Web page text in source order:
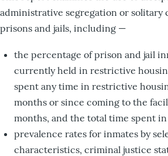
administrative segregation or solitary
prisons and jails, including —
the percentage of prison and jail
currently held in restrictive
spent any time in restrictive
months or since coming to the
months, and the total time spent
prevalence rates for inmates by
characteristics, criminal justice